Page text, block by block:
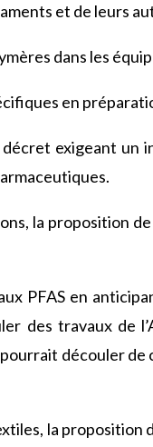
et de leurs
dans les
en
exigeant un
la proposition
PFAS en
des travaux de
découler
la proposition